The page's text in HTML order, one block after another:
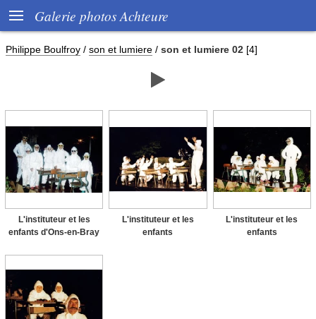
 Galerie photos Achteure
Philippe Boulfroy / son et lumiere / son et lumiere 02 [4]

L'instituteur et les
enfants d'Ons-en-Bray
L'instituteur et les
enfants
L'instituteur et les
enfants